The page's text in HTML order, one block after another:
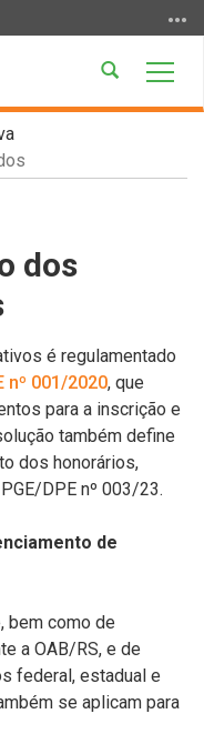
Abrir
dos
é regulamentado
nº 001/2020, que
para a inscrição e
também define
dos honorários,
DPE nº 003/23.
de
bem como de
a OAB/RS, e de
federal, estadual e
se aplicam para